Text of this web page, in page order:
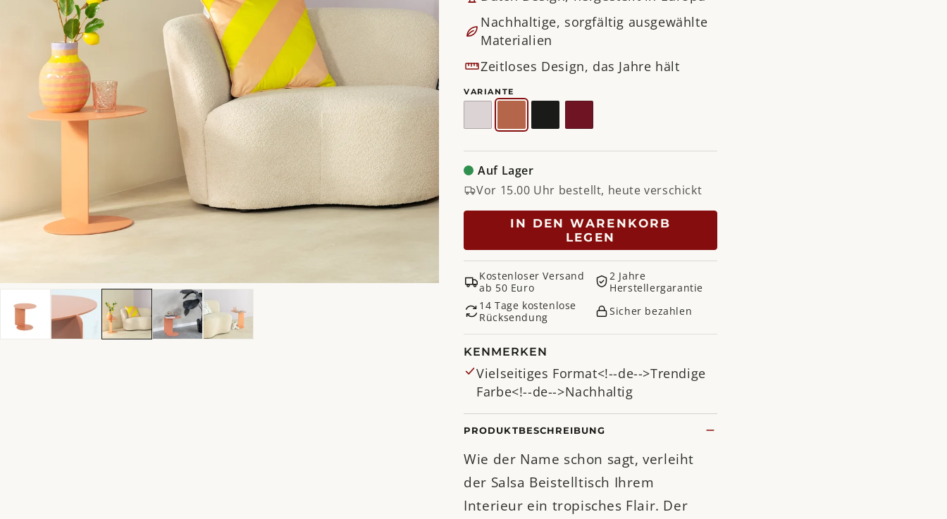
Nachhaltige, sorgfältig ausgewählte
Materialien
Zeitloses Design, das Jahre hält
VARIANTE
TaupeTerra
Auf Lager
Vor 15.00 Uhr bestellt, heute verschickt
IN DEN WARENKORB
LEGEN
Kostenloser Versand
ab 50 Euro
2 Jahre
Herstellergarantie
14 Tage kostenlose
Rücksendung
Sicher bezahlen
KENMERKEN
Vielseitiges Format<!--de-->Trendige
Farbe<!--de-->Nachhaltig
PRODUKTBESCHREIBUNG
Wie der Name schon sagt, verleiht
der Salsa Beistelltisch Ihrem
Interieur ein tropisches Flair. Der